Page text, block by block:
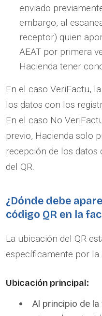
enviado
embargo, al
receptor) quien
AEAT por primera
Hacienda tener
En el caso VeriFactu,
los datos con los
En el caso No
previo, Hacienda solo
recepción de los datos
del QR.
¿Dónde debe
código QR en la
La ubicación del QR
específicamente por la
Ubicación principal:
Al principio de